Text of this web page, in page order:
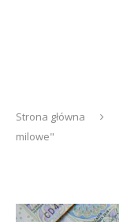
Strona główna
milowe"